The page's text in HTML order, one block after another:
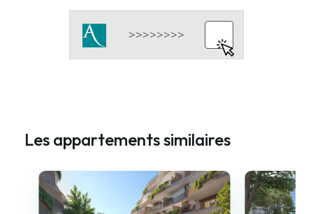
Les appartements similaires